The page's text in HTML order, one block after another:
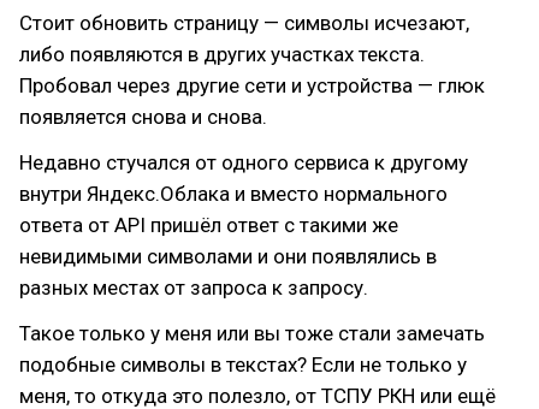
Стоит обновить страницу — символы исчезают,
либо появляются в других участках текста.
Пробовал через другие сети и устройства — глюк
появляется снова и снова.
Недавно стучался от одного сервиса к другому
внутри Яндекс.Облака и вместо нормального
ответа от API пришёл ответ с такими же
невидимыми символами и они появлялись в
разных местах от запроса к запросу.
Такое только у меня или вы тоже стали замечать
подобные символы в текстах? Если не только у
меня, то откуда это полезло, от ТСПУ РКН или ещё